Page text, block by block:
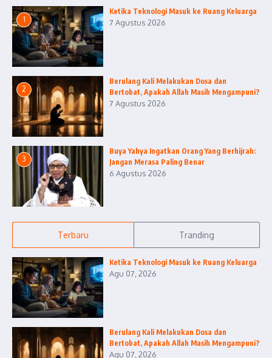
1
Ketika Teknologi Masuk ke Ruang Keluarga
7 Agustus 2026
2
Berulang Kali Melakukan Dosa dan
Bertobat, Apakah Allah Masih Mengampuni?
7 Agustus 2026
3
Buya Yahya Ingatkan Orang Yang Berhijrah:
Jangan Merasa Paling Benar
6 Agustus 2026
Terbaru Tranding
Ketika Teknologi Masuk ke Ruang Keluarga
Agu 07, 2026
Berulang Kali Melakukan Dosa dan
Bertobat, Apakah Allah Masih Mengampuni?
Agu 07, 2026